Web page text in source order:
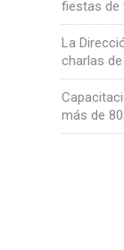
fiestas de
La
charlas
más de